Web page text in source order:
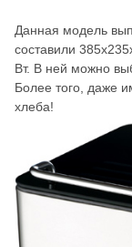
Данная модель
составили
Вт. В ней можно
Более того, даже
хлеба!